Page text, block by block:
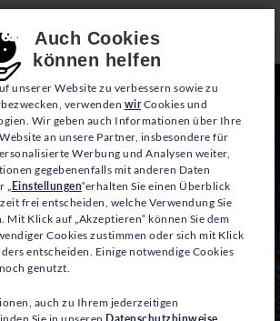
Auch Cookies
können helfen
unserer Website zu verbessern sowie zu
verwenden wirCookies und
Wir geben auch Informationen über Ihre
an unsere Partner, insbesondere für
Werbung und Analysen weiter,
gegebenenfalls mit anderen Daten
„Einstellungen“erhalten Sie einen Überblick
frei entscheiden, welche Verwendung Sie
Mit Klick auf „Akzeptieren“ können Sie dem
Cookies zustimmen oder sich mit Klick
entscheiden. Einige notwendige Cookies
genutzt.
auch zu Ihrem jederzeitigen
JETZT SPENDEN